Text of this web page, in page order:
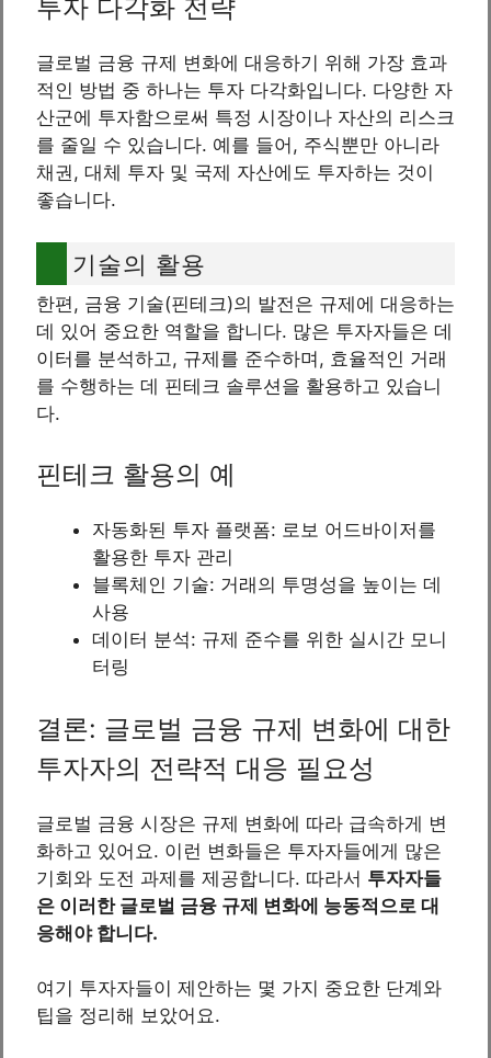
투자 다각화 전략
글로벌 금융 규제 변화에 대응하기 위해 가장 효과
적인 방법 중 하나는 투자 다각화입니다. 다양한 자
산군에 투자함으로써 특정 시장이나 자산의 리스크
를 줄일 수 있습니다. 예를 들어, 주식뿐만 아니라
채권, 대체 투자 및 국제 자산에도 투자하는 것이
좋습니다.
기술의 활용
한편, 금융 기술(핀테크)의 발전은 규제에 대응하는
데 있어 중요한 역할을 합니다. 많은 투자자들은 데
이터를 분석하고, 규제를 준수하며, 효율적인 거래
를 수행하는 데 핀테크 솔루션을 활용하고 있습니
다.
핀테크 활용의 예
자동화된 투자 플랫폼: 로보 어드바이저를
활용한 투자 관리
블록체인 기술: 거래의 투명성을 높이는 데
사용
데이터 분석: 규제 준수를 위한 실시간 모니
터링
결론: 글로벌 금융 규제 변화에 대한
투자자의 전략적 대응 필요성
글로벌 금융 시장은 규제 변화에 따라 급속하게 변
화하고 있어요. 이런 변화들은 투자자들에게 많은
기회와 도전 과제를 제공합니다. 따라서 투자자들
은 이러한 글로벌 금융 규제 변화에 능동적으로 대
응해야 합니다.
여기 투자자들이 제안하는 몇 가지 중요한 단계와
팁을 정리해 보았어요.